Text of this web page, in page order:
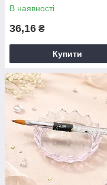
В наявності
36,16 ₴
Купити